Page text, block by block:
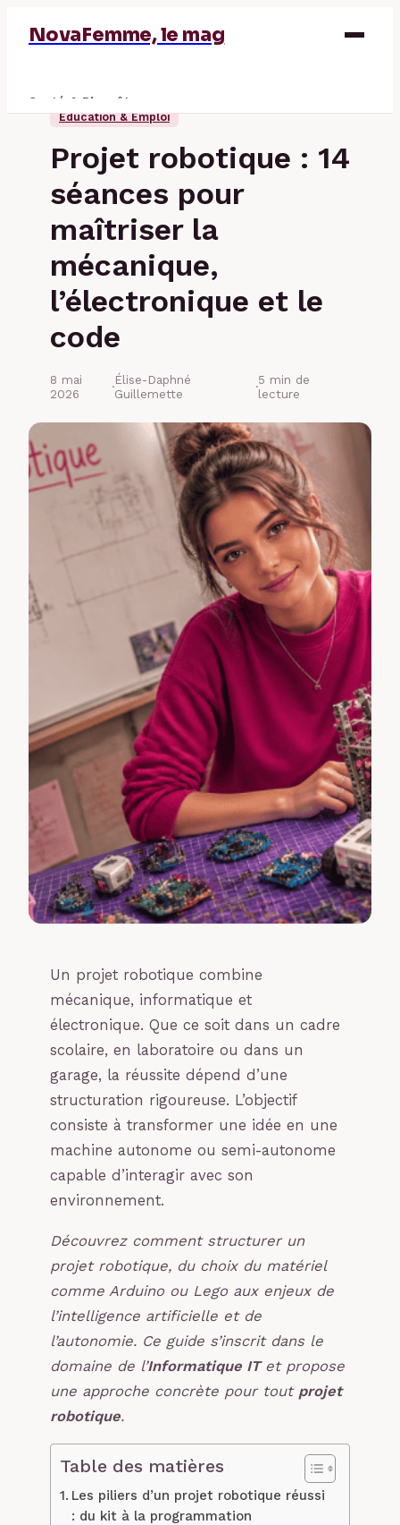
NovaFemme, le mag
Santé & Bien-être
Éducation & Emploi
Éducation & Emploi
Projet robotique : 14
séances pour
maîtriser la
mécanique,
l’électronique et le
code
8 mai
2026
·Élise-Daphné
Guillemette
·5 min de
lecture
Un projet robotique combine
mécanique, informatique et
électronique. Que ce soit dans un cadre
scolaire, en laboratoire ou dans un
garage, la réussite dépend d’une
structuration rigoureuse. L’objectif
consiste à transformer une idée en une
machine autonome ou semi-autonome
capable d’interagir avec son
environnement.
Découvrez comment structurer un
projet robotique, du choix du matériel
comme Arduino ou Lego aux enjeux de
l’intelligence artificielle et de
l’autonomie. Ce guide s’inscrit dans le
domaine de l’Informatique ITet propose
une approche concrète pour tout projet
robotique.
Table des matières
Les piliers d’un projet robotique réussi
: du kit à la programmation